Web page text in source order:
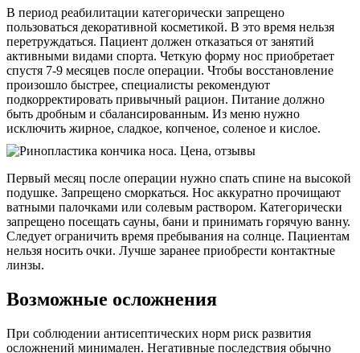
В период реабилитации категорически запрещено
пользоваться декоративной косметикой. В это время нельзя
перетруждаться. Пациент должен отказаться от занятий
активными видами спорта. Четкую форму нос приобретает
спустя 7-9 месяцев после операции. Чтобы восстановление
произошло быстрее, специалисты рекомендуют
подкорректировать привычный рацион. Питание должно
быть дробным и сбалансированным. Из меню нужно
исключить жирное, сладкое, копченое, соленое и кислое.
Первый месяц после операции нужно спать спине на высокой
подушке. Запрещено сморкаться. Нос аккуратно прочищают
ватными палочками или солевым раствором. Категорически
запрещено посещать сауны, бани и принимать горячую ванну.
Следует ограничить время пребывания на солнце. Пациентам
нельзя носить очки. Лучше заранее приобрести контактные
линзы.
Возможные осложнения
При соблюдении антисептических норм риск развития
осложнений минимален. Негативные последствия обычно